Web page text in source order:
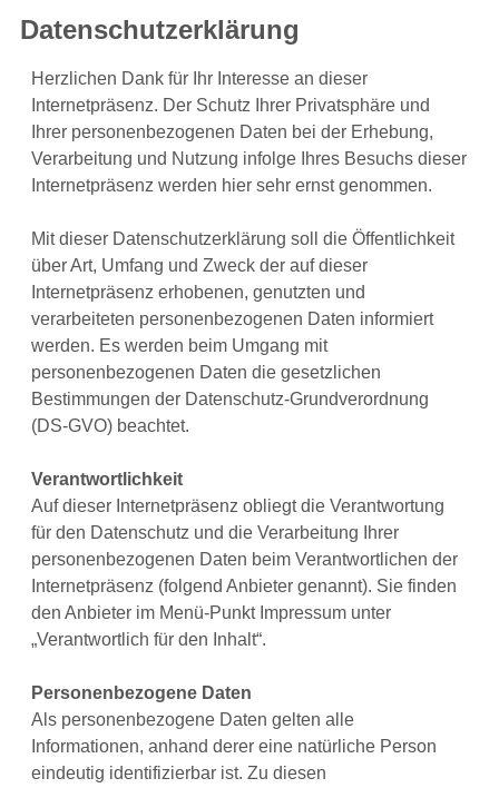
Datenschutzerklärung
Herzlichen Dank für Ihr Interesse an dieser
Internetpräsenz. Der Schutz Ihrer Privatsphäre und
Ihrer personenbezogenen Daten bei der Erhebung,
Verarbeitung und Nutzung infolge Ihres Besuchs dieser
Internetpräsenz werden hier sehr ernst genommen.
Mit dieser Datenschutzerklärung soll die Öffentlichkeit
über Art, Umfang und Zweck der auf dieser
Internetpräsenz erhobenen, genutzten und
verarbeiteten personenbezogenen Daten informiert
werden. Es werden beim Umgang mit
personenbezogenen Daten die gesetzlichen
Bestimmungen der Datenschutz-Grundverordnung
(DS-GVO) beachtet.
Verantwortlichkeit
Auf dieser Internetpräsenz obliegt die Verantwortung
für den Datenschutz und die Verarbeitung Ihrer
personenbezogenen Daten beim Verantwortlichen der
Internetpräsenz (folgend Anbieter genannt). Sie finden
den Anbieter im Menü-Punkt Impressum unter
„Verantwortlich für den Inhalt“.
Personenbezogene Daten
Als personenbezogene Daten gelten alle
Informationen, anhand derer eine natürliche Person
eindeutig identifizierbar ist. Zu diesen